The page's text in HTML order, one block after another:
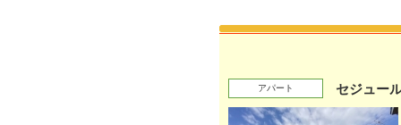
アパート セジュー